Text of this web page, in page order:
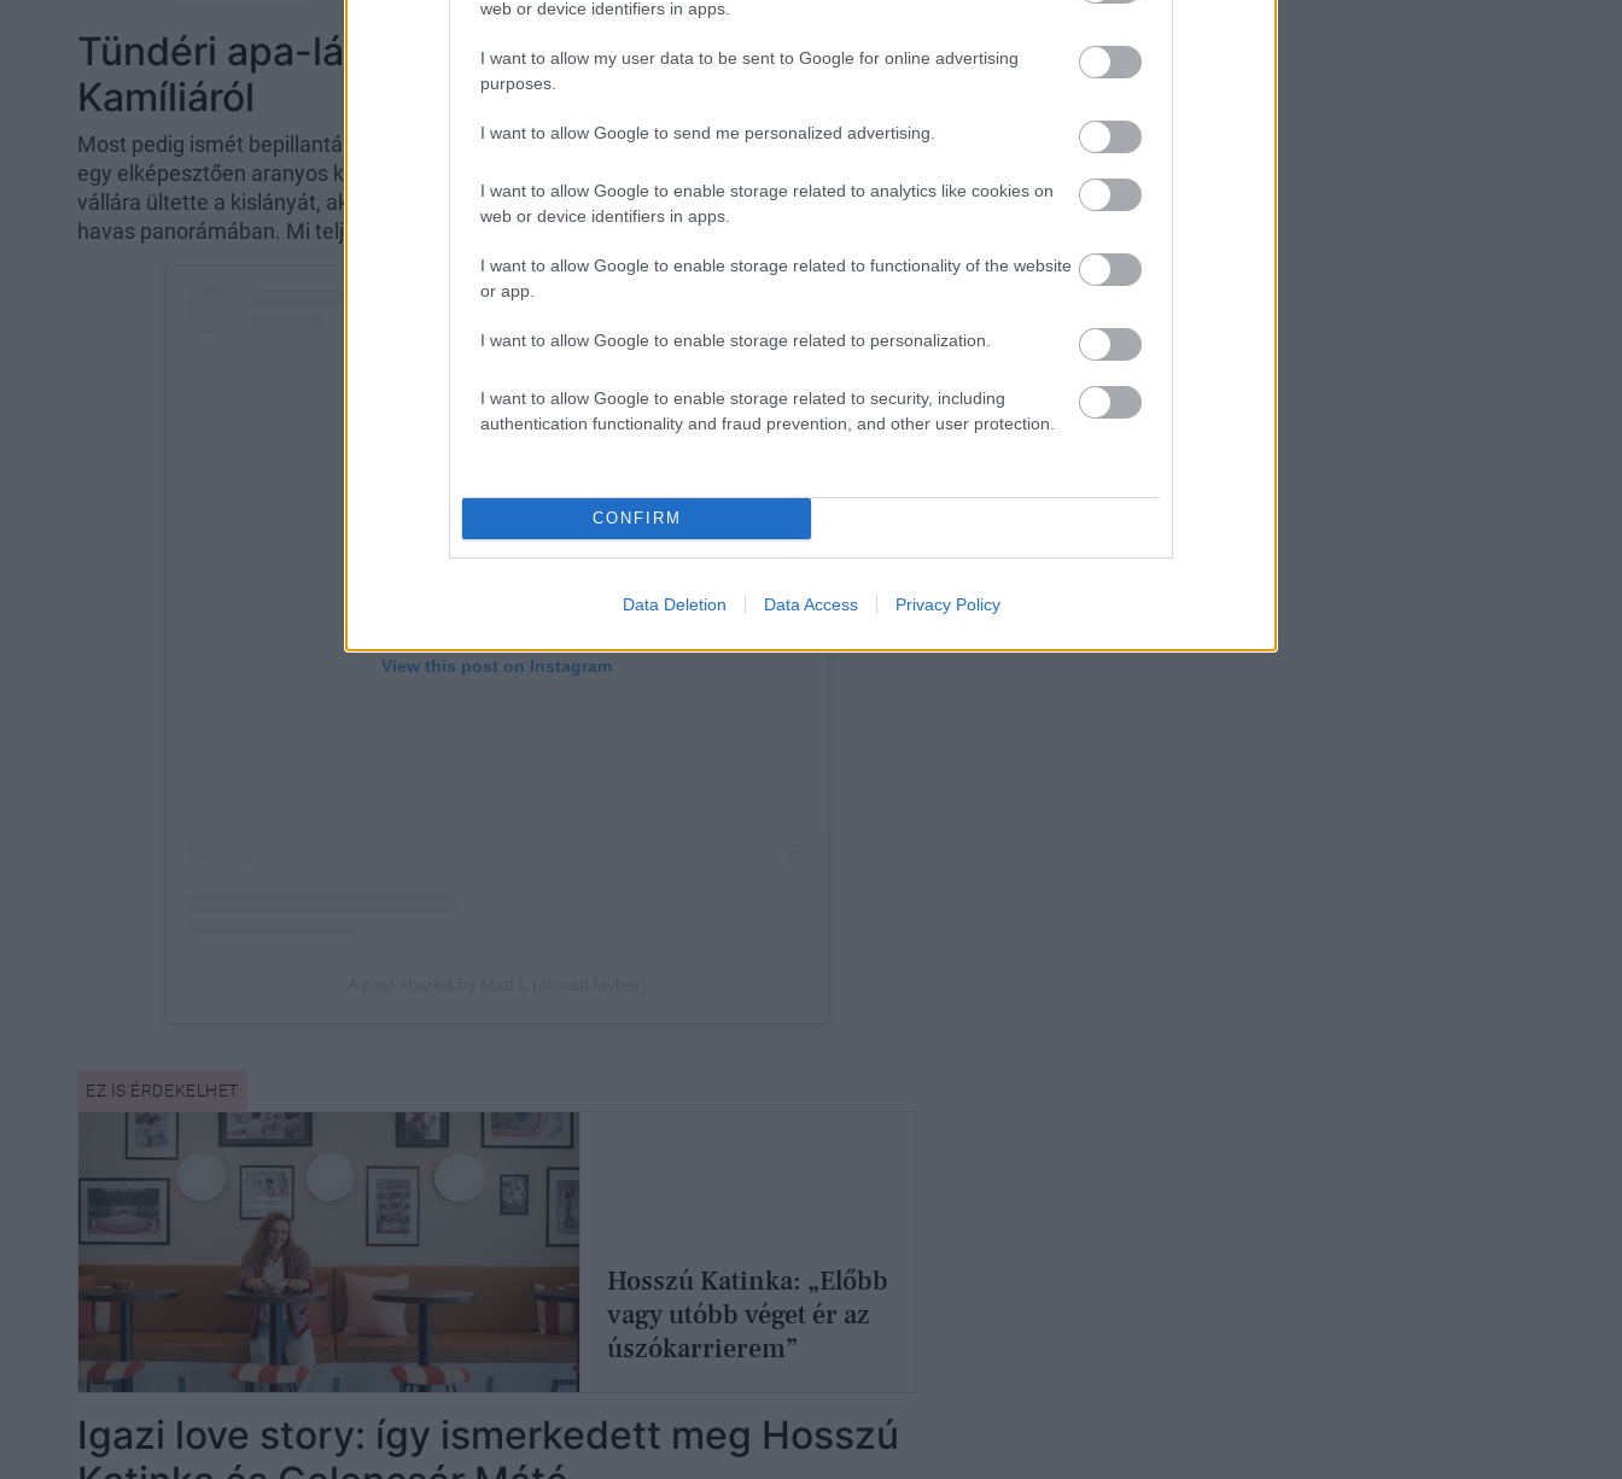
web or device identifiers in apps.
I want to allow my user data to be sent to Google for online advertising
purposes.
I want to allow Google to send me personalized advertising.
I want to allow Google to enable storage related to analytics like cookies on
web or device identifiers in apps.
I want to allow Google to enable storage related to functionality of the website
or app.
I want to allow Google to enable storage related to personalization.
I want to allow Google to enable storage related to security, including
authentication functionality and fraud prevention, and other user protection.
CONFIRM
Data Deletion Data Access Privacy Policy
Tündéri apa-lánya fotó készült Mátéról és
Kamíliáról
Most pedig ismét bepillantást nyerhettünk a család életébe, ugyanis Katinka férje, Máté
egy elképesztően aranyos közös fotót posztolt a kislányával. A képen a büszke apuka a
vállára ültette a kislányát, aki eközben egy hatalmas ablakon keresztül gyönyörködik a
havas panorámában. Mi teljesen elolvadtunk a kép láttán!
Hosszú Katinka: „Előbb
vagy utóbb véget ér az
úszókarrierem”
Igazi love story: így ismerkedett meg Hosszú